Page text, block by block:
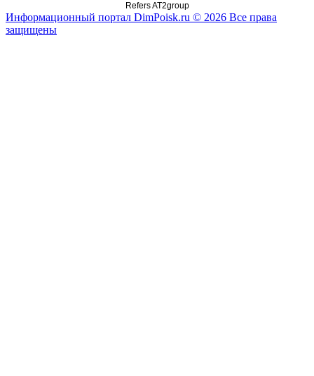
Refers AT2group
Информационный портал DimPoisk.ru © 2026 Все права
защищены